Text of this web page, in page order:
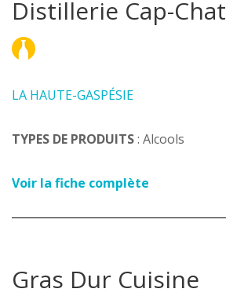
Distillerie Cap-Chat
LA HAUTE-GASPÉSIE
TYPES DE PRODUITS: Alcools
Voir la fiche complète
Gras Dur Cuisine